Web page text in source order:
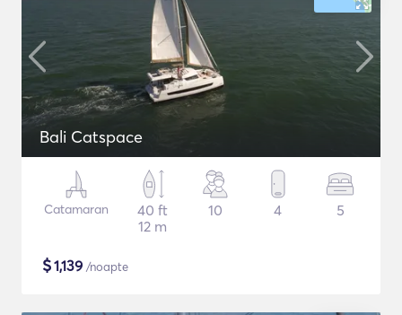
Bali Catspace
Catamaran
40 ft
12 m
10 4 5
$1,139 /noapte